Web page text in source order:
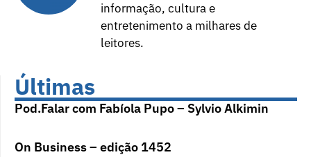
informação, cultura e
entretenimento a milhares de
leitores.
Últimas
Pod.Falar com Fabíola Pupo – Sylvio Alkimin
On Business – edição 1452